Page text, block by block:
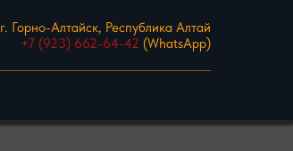
г. Горно-Алтайск, Республика Алтай
+7 (923) 662-64-42 (WhatsApp)